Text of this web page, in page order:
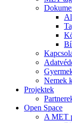
Nemek
Projektek
Open Space
A MET